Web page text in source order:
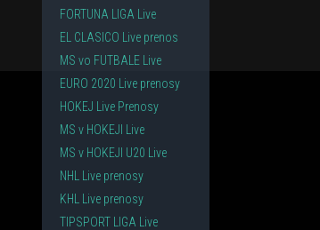
FORTUNA LIGA Live
EL CLASICO Live prenos
MS vo FUTBALE Live
EURO 2020 Live prenosy
HOKEJ Live Prenosy
MS v HOKEJI Live
MS v HOKEJI U20 Live
NHL Live prenosy
KHL Live prenosy
TIPSPORT LIGA Live